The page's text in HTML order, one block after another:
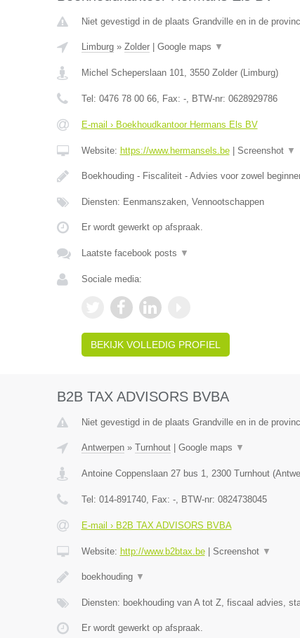
Niet gevestigd in de plaats Grandville en in de
Limburg» Zolder| Google maps ▼
Michel Scheperslaan 101, 3550 Zolder(Limburg)
Tel: 0476 78 00 66, Fax: -, BTW-nr: 0628929786
E-mail › Boekhoudkantoor Hermans Els BV
Website: https://www.hermansels.be| Screenshot ▼
Boekhouding - Fiscaliteit - Advies voor zowel
Diensten: Eenmanszaken, Vennootschappen
Er wordt gewerkt op afspraak.
Laatste facebook posts ▼
Sociale media:
BEKIJK VOLLEDIG PROFIEL
B2B TAX ADVISORS BVBA
Niet gevestigd in de plaats Grandville en in de
Antwerpen» Turnhout| Google maps ▼
Antoine Coppenslaan 27 bus 1, 2300 Turnhout(
Tel: 014-891740, Fax: -, BTW-nr: 0824738045
E-mail › B2B TAX ADVISORS BVBA
Website: http://www.b2btax.be| Screenshot ▼
boekhouding ▼
Diensten: boekhouding van A tot Z, fiscaal advies,
Er wordt gewerkt op afspraak.